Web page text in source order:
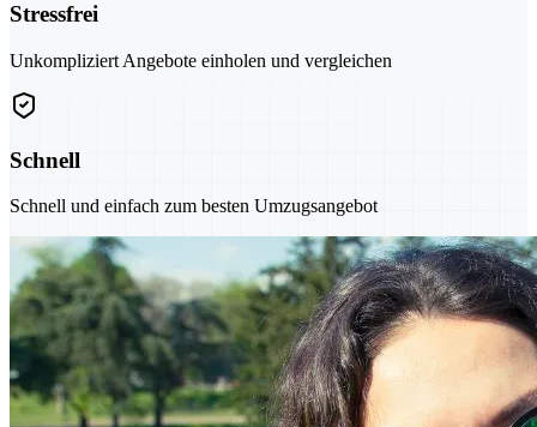
Stressfrei
Unkompliziert Angebote einholen und vergleichen
Schnell
Schnell und einfach zum besten Umzugsangebot